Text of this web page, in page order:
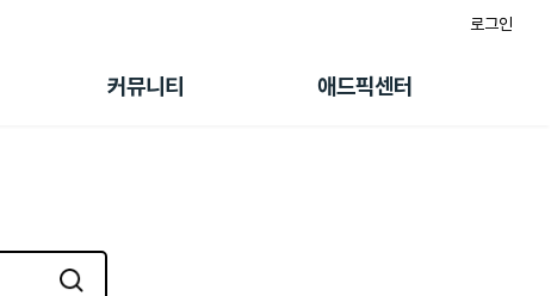
로그인
커뮤니티 애드픽센터
랭킹
멤버십 센터